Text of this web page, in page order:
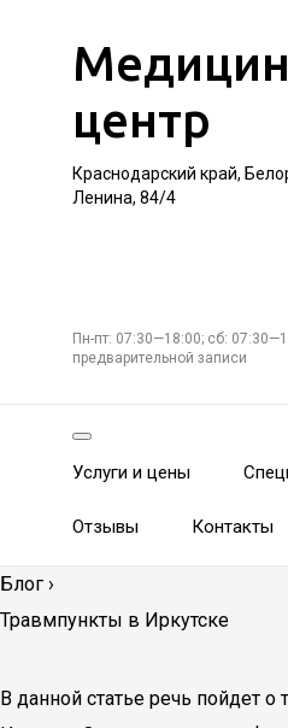
центр
Краснодарский край,
Ленина, 84/4
Пн-пт: 07:30—18:00; сб:
предварительной записи
Услуги и цены
Отзывы Контакты
Блог ›
Травмпункты в Иркутске
В данной статье речь пойдет о